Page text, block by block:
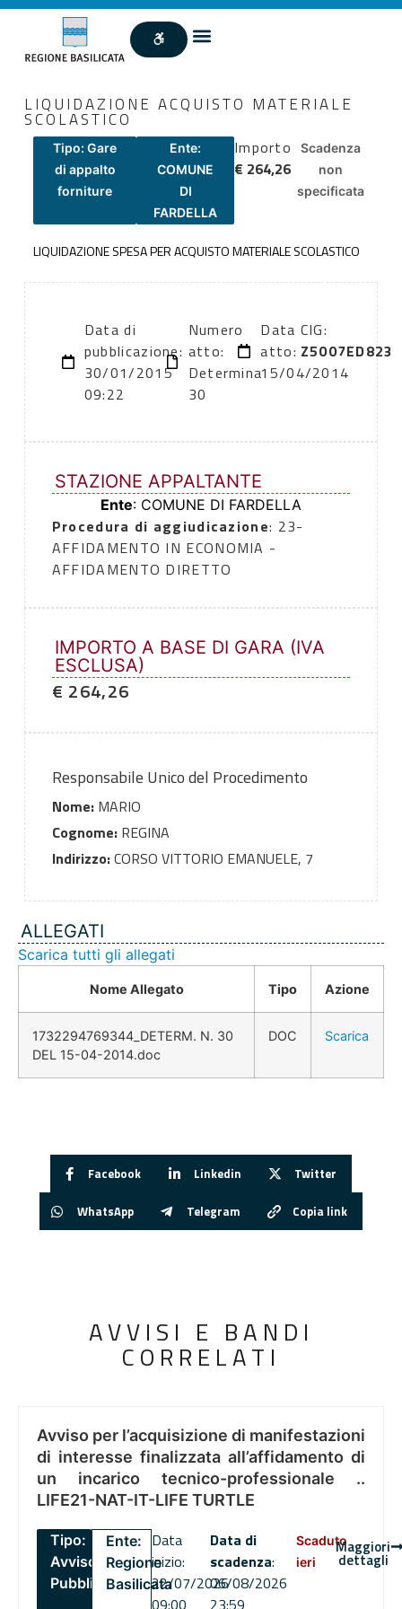
LIQUIDAZIONE ACQUISTO MATERIALE
SCOLASTICO
Tipo: Gare
di appalto
forniture
Ente:
COMUNE
DI
FARDELLA
Importo
€ 264,26
Scadenza
non
specificata
LIQUIDAZIONE SPESA PER ACQUISTO MATERIALE SCOLASTICO
Data di
pubblicazione:
30/01/2015
09:22
Numero
atto:
Determina
30
Data
atto:
15/04/2014
CIG:
Z5007ED823
STAZIONE APPALTANTE
Ente: COMUNE DI FARDELLA
Procedura di aggiudicazione: 23-
AFFIDAMENTO IN ECONOMIA -
AFFIDAMENTO DIRETTO
IMPORTO A BASE DI GARA (IVA
ESCLUSA)
€ 264,26
Responsabile Unico del Procedimento
Nome:MARIO
Cognome:REGINA
Indirizzo:CORSO VITTORIO EMANUELE, 7
ALLEGATI
Scarica tutti gli allegati
Nome Allegato Tipo Azione
1732294769344_DETERM. N. 30
DEL 15-04-2014.doc
DOC Scarica
Facebook Linkedin Twitter
WhatsApp Telegram Copia link
AVVISI E BANDI
CORRELATI
Avviso per l’acquisizione di manifestazioni
di interesse finalizzata all’affidamento di
un incarico tecnico-professionale ..
LIFE21-NAT-IT-LIFE TURTLE
Tipo:
Avviso
Pubblico
Ente:
Regione
Basilicata
Data
inizio:
22/07/2026
Data di
scadenza:
06/08/2026
Scaduto
ieri
Maggiori
dettagli